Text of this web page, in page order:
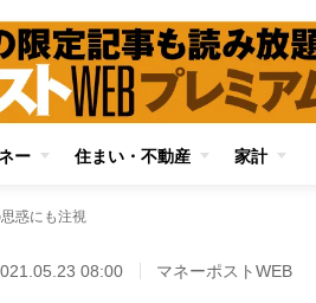
ー 住まい・不動産 家計
惑にも注視
08:00 マネーポストWEB